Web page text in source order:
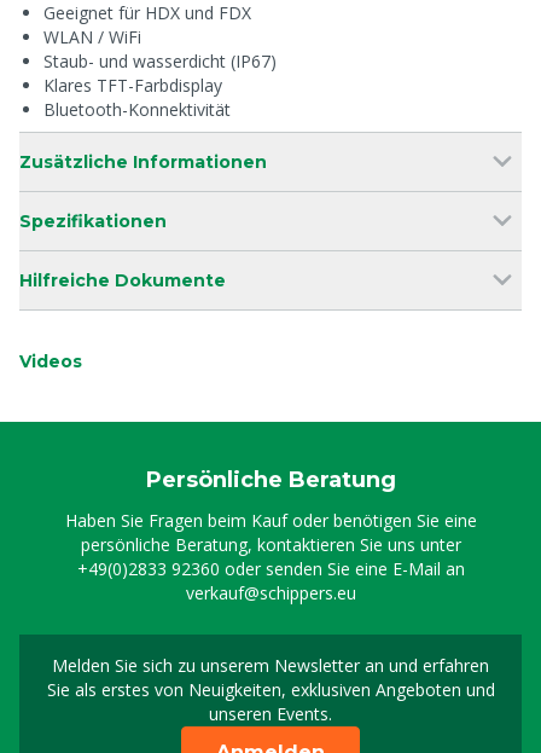
Geeignet für HDX und FDX
WLAN / WiFi
Staub- und wasserdicht (IP67)
Klares TFT-Farbdisplay
Bluetooth-Konnektivität
Zusätzliche Informationen
Spezifikationen
Hilfreiche Dokumente
Videos
Persönliche Beratung
Haben Sie Fragen beim Kauf oder benötigen Sie eine
persönliche Beratung, kontaktieren Sie uns unter
+49(0)2833 92360 oder senden Sie eine E-Mail an
verkauf@schippers.eu
Melden Sie sich zu unserem Newsletter an und erfahren
Sie als erstes von Neuigkeiten, exklusiven Angeboten und
unseren Events.
Melden Sie sich für